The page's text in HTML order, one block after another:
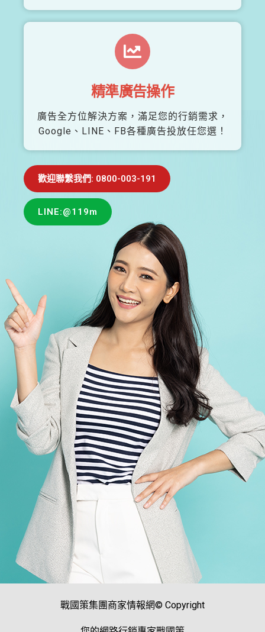
精準廣告操作
廣告全方位解決方案，滿足您的行銷需求，
Google、LINE、FB各種廣告投放任您選！
歡迎聯繫我們: 0800-003-191
LINE:@119m
戰國策集團商家情報網© Copyright